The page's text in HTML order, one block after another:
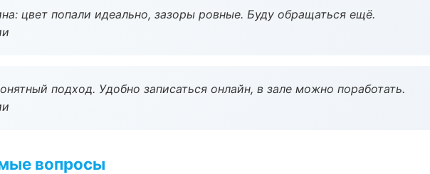
цвет попали идеально, зазоры ровные. Буду обращаться ещё.
подход. Удобно записаться онлайн, в зале можно поработать.
вопросы